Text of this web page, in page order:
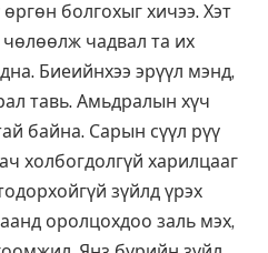
болгохыг хичээ. Хэт
чадвал та их
Биеийнхээ эрүүл мэнд,
тавь. Амьдралын хүч
байна. Сарын сүүл рүү
холбогдолгүй харилцааг
зүйлд үрэх
оролцохдоо заль мэх,